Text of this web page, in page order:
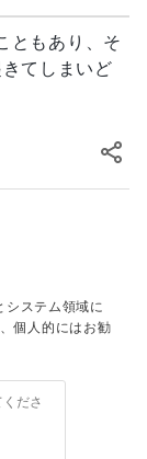
1.12.2
ともあり、そ
てしまいど
ステム領域に
個人的にはお勧